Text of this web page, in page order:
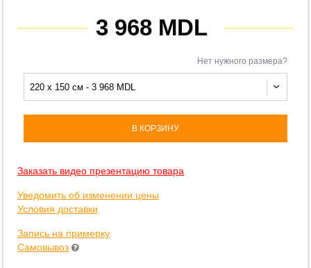
3 968 MDL
Нет нужного размера?
220 x 150 см - 3 968 MDL
В КОРЗИНУ
Заказать видео презентацию товара
Уведомить об изменении цены
Условия доставки
Запись на примерку
Самовывоз